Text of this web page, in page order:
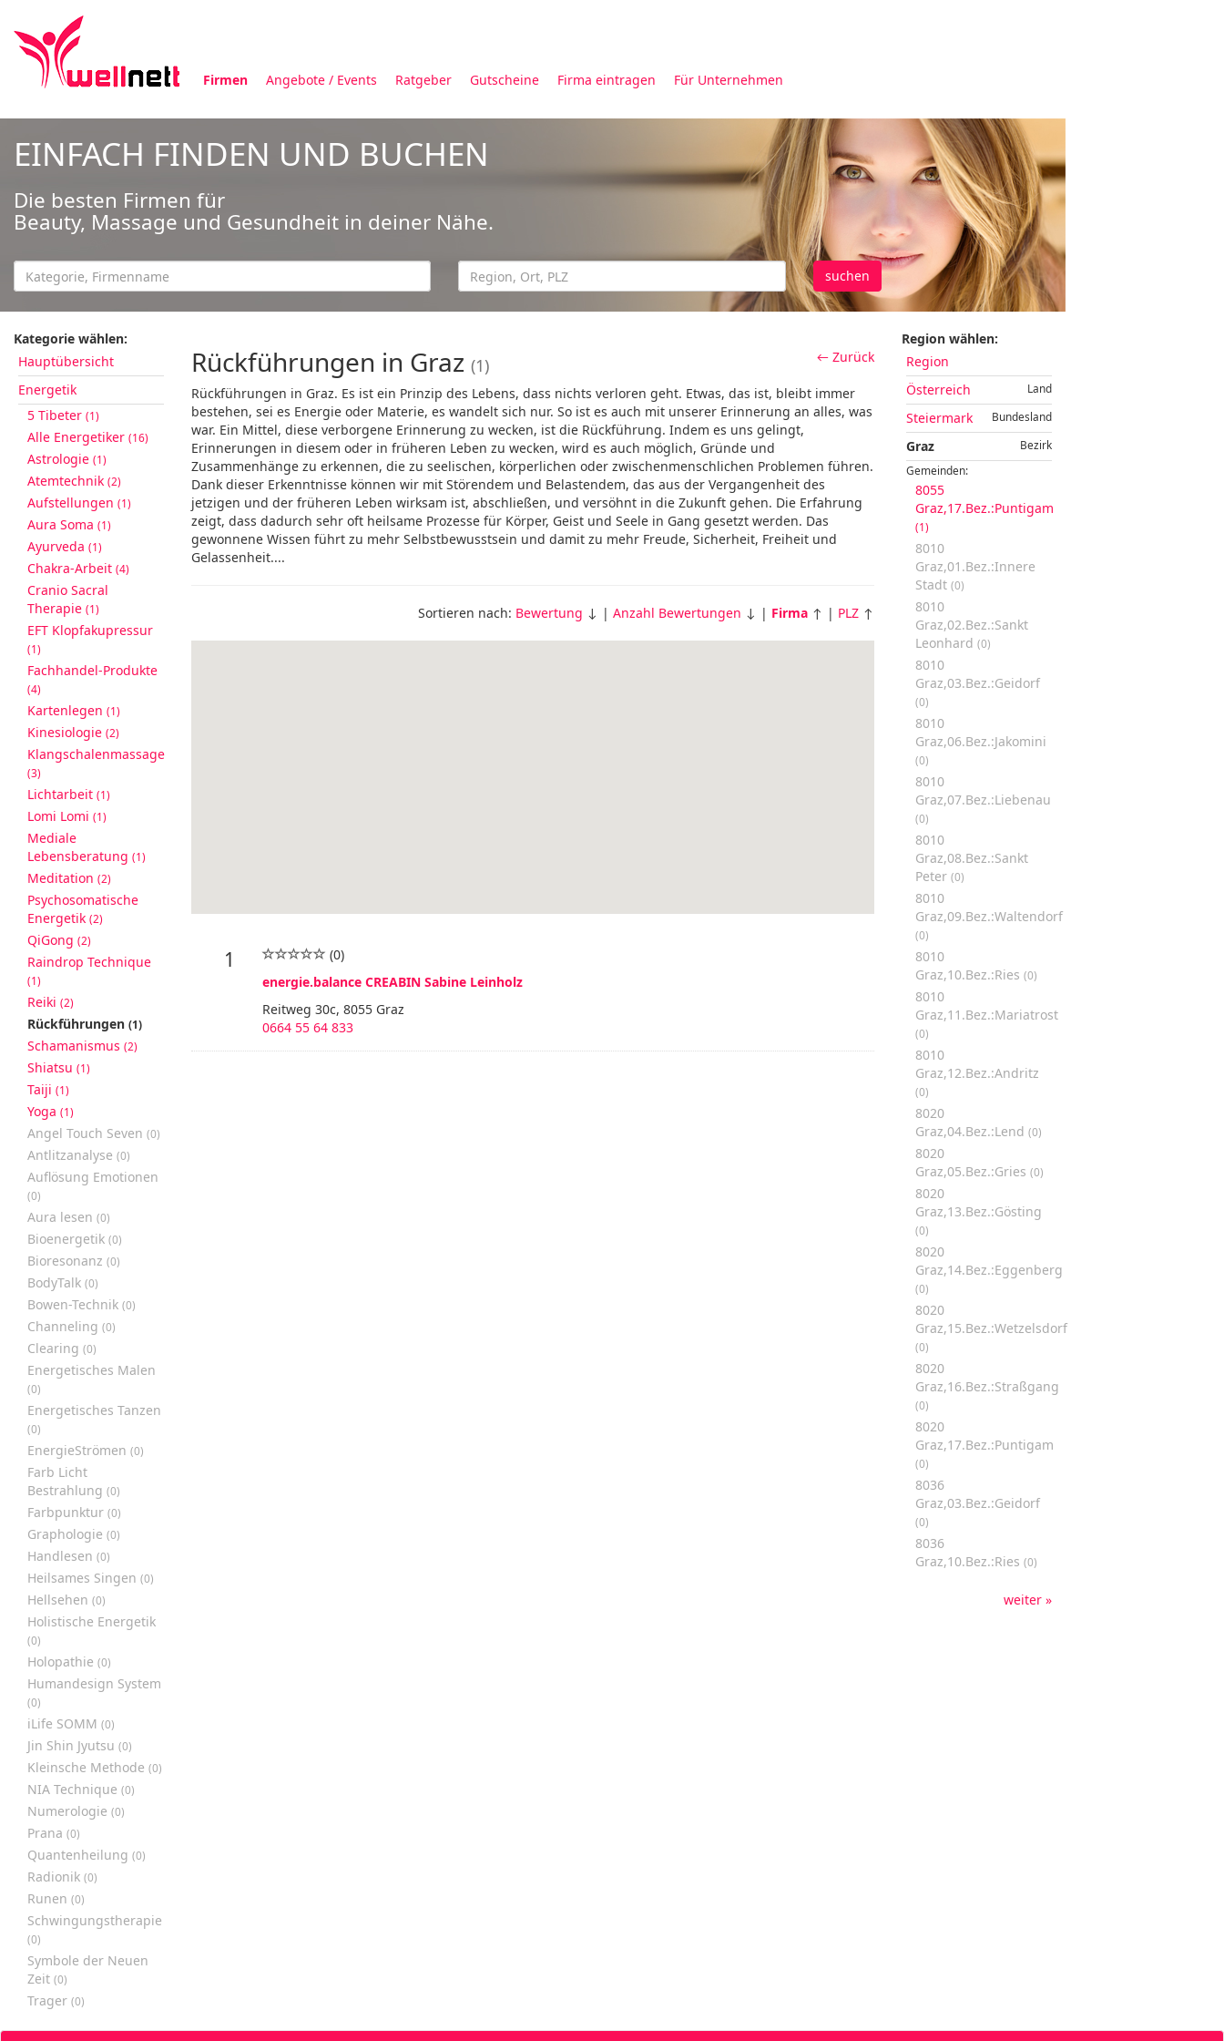
Firmen Angebote / Events Ratgeber Gutscheine Firma eintragen Für Unternehmen
EINFACH FINDEN UND BUCHEN
Die besten Firmen für
Beauty, Massage und Gesundheit in deiner Nähe.
suchen
Kategorie wählen:
Hauptübersicht
Energetik
5 Tibeter (1)
Alle Energetiker (16)
Astrologie (1)
Atemtechnik (2)
Aufstellungen (1)
Aura Soma (1)
Ayurveda (1)
Chakra-Arbeit (4)
Cranio Sacral
Therapie (1)
EFT Klopfakupressur
(1)
Fachhandel-Produkte
(4)
Kartenlegen (1)
Kinesiologie (2)
Klangschalenmassage
(3)
Lichtarbeit (1)
Lomi Lomi (1)
Mediale
Lebensberatung (1)
Meditation (2)
Psychosomatische
Energetik (2)
QiGong (2)
Raindrop Technique
(1)
Reiki (2)
Rückführungen (1)
Schamanismus (2)
Shiatsu (1)
Taiji (1)
Yoga (1)
Angel Touch Seven (0)
Antlitzanalyse (0)
Auflösung Emotionen
(0)
Aura lesen (0)
Bioenergetik (0)
Bioresonanz (0)
BodyTalk (0)
Bowen-Technik (0)
Channeling (0)
Clearing (0)
Energetisches Malen
(0)
Energetisches Tanzen
(0)
EnergieStrömen (0)
Farb Licht
Bestrahlung (0)
Farbpunktur (0)
Graphologie (0)
Handlesen (0)
Heilsames Singen (0)
Hellsehen (0)
Holistische Energetik
(0)
Holopathie (0)
Humandesign System
(0)
iLife SOMM (0)
Jin Shin Jyutsu (0)
Kleinsche Methode (0)
NIA Technique (0)
Numerologie (0)
Prana (0)
Quantenheilung (0)
Radionik (0)
Runen (0)
Schwingungstherapie
(0)
Symbole der Neuen
Zeit (0)
Trager (0)
← Zurück
Rückführungen in Graz (1)
Rückführungen in Graz. Es ist ein Prinzip des Lebens, dass nichts verloren geht. Etwas, das ist, bleibt immer
bestehen, sei es Energie oder Materie, es wandelt sich nur. So ist es auch mit unserer Erinnerung an alles, was
war. Ein Mittel, diese verborgene Erinnerung zu wecken, ist die Rückführung. Indem es uns gelingt,
Erinnerungen in diesem oder in früheren Leben zu wecken, wird es auch möglich, Gründe und
Zusammenhänge zu erkennen, die zu seelischen, körperlichen oder zwischenmenschlichen Problemen führen.
Dank dieser Erkenntnisse können wir mit Störendem und Belastendem, das aus der Vergangenheit des
jetzigen und der früheren Leben wirksam ist, abschließen, und versöhnt in die Zukunft gehen. Die Erfahrung
zeigt, dass dadurch sehr oft heilsame Prozesse für Körper, Geist und Seele in Gang gesetzt werden. Das
gewonnene Wissen führt zu mehr Selbstbewusstsein und damit zu mehr Freude, Sicherheit, Freiheit und
Gelassenheit....
Sortieren nach: Bewertung ↓ | Anzahl Bewertungen ↓ | Firma ↑ | PLZ ↑
1
(0)
energie.balance CREABIN Sabine Leinholz
Reitweg 30c, 8055 Graz
0664 55 64 833
Region wählen:
Region
Land
Österreich
Bundesland
Steiermark
Bezirk
Graz
Gemeinden:
8055
Graz,17.Bez.:Puntigam
(1)
8010
Graz,01.Bez.:Innere
Stadt (0)
8010
Graz,02.Bez.:Sankt
Leonhard (0)
8010
Graz,03.Bez.:Geidorf
(0)
8010
Graz,06.Bez.:Jakomini
(0)
8010
Graz,07.Bez.:Liebenau
(0)
8010
Graz,08.Bez.:Sankt
Peter (0)
8010
Graz,09.Bez.:Waltendorf
(0)
8010
Graz,10.Bez.:Ries (0)
8010
Graz,11.Bez.:Mariatrost
(0)
8010
Graz,12.Bez.:Andritz
(0)
8020
Graz,04.Bez.:Lend (0)
8020
Graz,05.Bez.:Gries (0)
8020
Graz,13.Bez.:Gösting
(0)
8020
Graz,14.Bez.:Eggenberg
(0)
8020
Graz,15.Bez.:Wetzelsdorf
(0)
8020
Graz,16.Bez.:Straßgang
(0)
8020
Graz,17.Bez.:Puntigam
(0)
8036
Graz,03.Bez.:Geidorf
(0)
8036
Graz,10.Bez.:Ries (0)
weiter »